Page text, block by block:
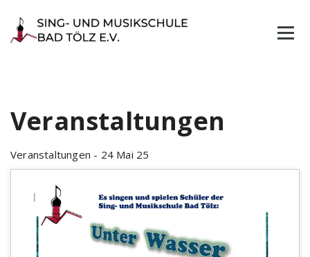
content
Veranstaltungen
Veranstaltungen - 24 Mai 25